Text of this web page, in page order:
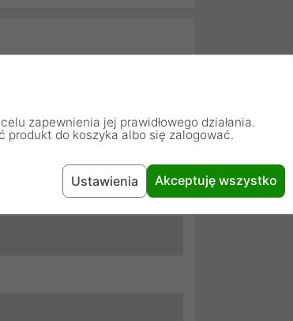
zapewnienia jej prawidłowego działania.
produkt do koszyka albo się zalogować.
Ustawienia Akceptuję wszystko